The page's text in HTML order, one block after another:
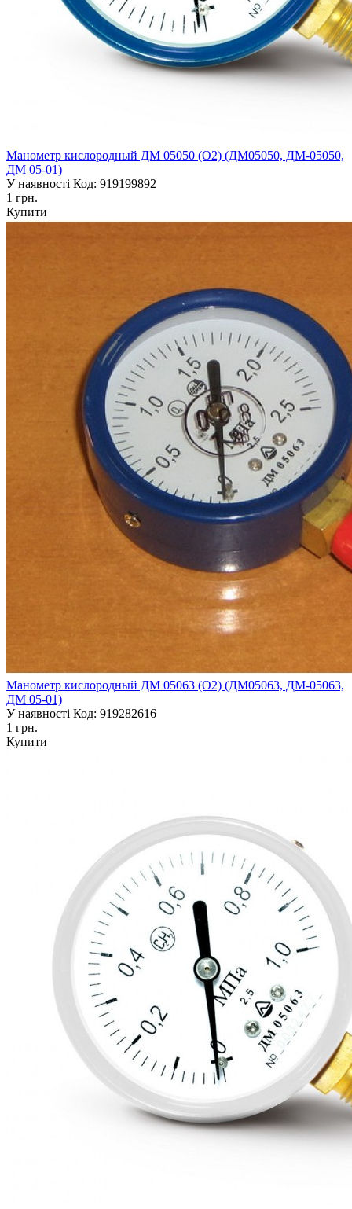
Манометр кислородный ДМ 05050 (О2) (ДМ05050, ДМ-05050,
ДМ 05-01)
У наявності Код: 919199892
1 грн.
Купити
Манометр кислородный ДМ 05063 (О2) (ДМ05063, ДМ-05063,
ДМ 05-01)
У наявності Код: 919282616
1 грн.
Купити